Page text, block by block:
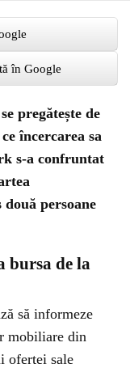
în Google
pregătește de
încercarea sa
s-a confruntat
persoane
bursa de la
să informeze
mobiliare din
ofertei sale